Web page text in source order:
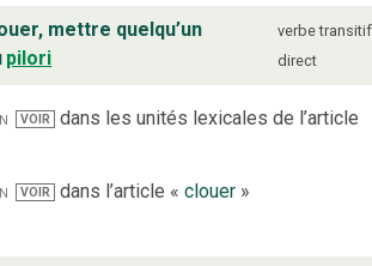
mettre quelqu’un
pilori
verbe transitif
direct
VOIR dans les unités lexicales de l’article
VOIR dans l’article « clouer»